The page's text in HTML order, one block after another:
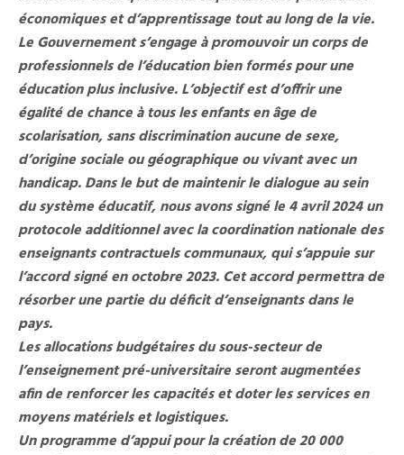
économiques et d’apprentissage tout au long de la vie.
Le Gouvernement s’engage à promouvoir un corps de
professionnels de l’éducation bien formés pour une
éducation plus inclusive. L’objectif est d’offrir une
égalité de chance à tous les enfants en âge de
scolarisation, sans discrimination aucune de sexe,
d’origine sociale ou géographique ou vivant avec un
handicap. Dans le but de maintenir le dialogue au sein
du système éducatif, nous avons signé le 4 avril 2024 un
protocole additionnel avec la coordination nationale des
enseignants contractuels communaux, qui s’appuie sur
l’accord signé en octobre 2023. Cet accord permettra de
résorber une partie du déficit d’enseignants dans le
pays.
Les allocations budgétaires du sous-secteur de
l’enseignement pré-universitaire seront augmentées
afin de renforcer les capacités et doter les services en
moyens matériels et logistiques.
Un programme d’appui pour la création de 20 000